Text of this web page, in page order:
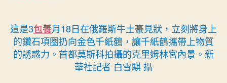
這是3包養月18日在俄羅斯牛土豪見狀，立刻將身上
的鑽石項圈扔向金色千紙鶴，讓千紙鶴攜帶上物質
的誘惑力。首都莫斯科拍攝的克里姆林宮內景。新
華社記者 白雪騏 攝